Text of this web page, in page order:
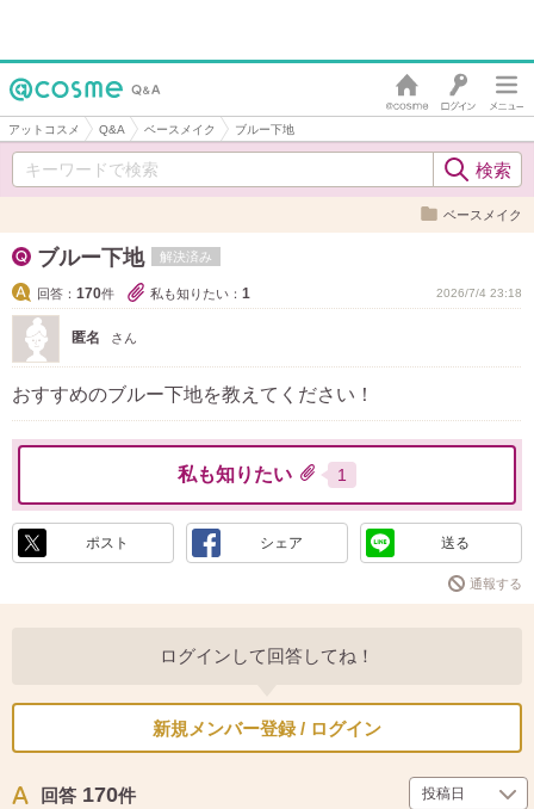
アットコスメ Q&A ベースメイク ブルー下地
ベースメイク
ブルー下地 解決済み
回答： 170件 私も知りたい： 1 2026/7/4 23:18
匿名 さん
おすすめのブルー下地を教えてください！
私も知りたい 1
ポスト シェア 送る
通報する
ログインして回答してね！
新規メンバー登録 / ログイン
回答 170件